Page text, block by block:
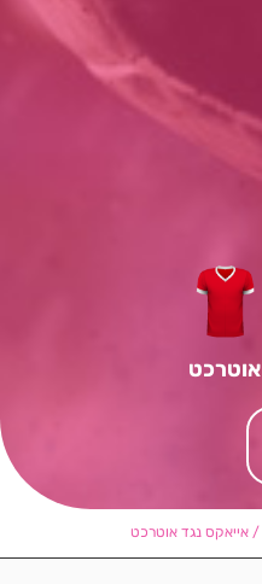
אוטרכט
/ אייאקס נגד אוטרכט